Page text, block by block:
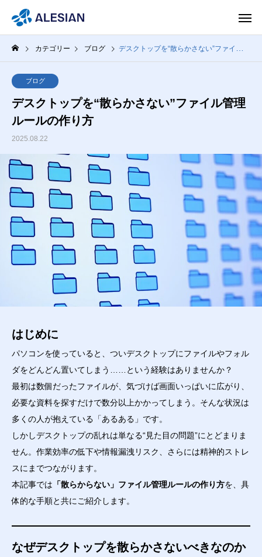
カテゴリー ブログ デスクトップを“散らかさない”ファイル管理ルールの作り方
ブログ
デスクトップを“散らかさない”ファイル管理
ルールの作り方
2025.08.22
はじめに
パソコンを使っていると、ついデスクトップにファイルやフォル
ダをどんどん置いてしまう……という経験はありませんか？
最初は数個だったファイルが、気づけば画面いっぱいに広がり、
必要な資料を探すだけで数分以上かかってしまう。そんな状況は
多くの人が抱えている「あるある」です。
しかしデスクトップの乱れは単なる“見た目の問題”にとどまりま
せん。作業効率の低下や情報漏洩リスク、さらには精神的ストレ
スにまでつながります。
本記事では 「散らからない」ファイル管理ルールの作り方を、具
体的な手順と共にご紹介します。
なぜデスクトップを散らかさないべきなのか